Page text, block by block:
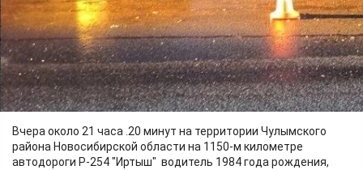
Фото:
ГИБДД Новосибирской области
Вчера около 21 часа .20 минут на территории Чулымского
района Новосибирской области на 1150-м километре
автодороги Р-254 "Иртыш" водитель 1984 года рождения,